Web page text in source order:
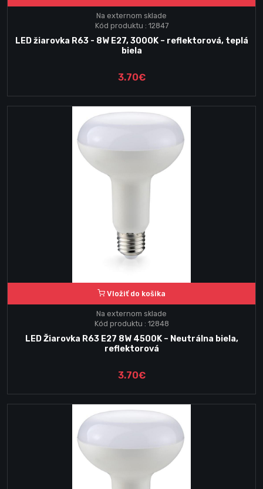
Na externom sklade
Kód produktu : 12847
LED žiarovka R63 - 8W E27, 3000K – reflektorová, teplá
biela
3.70€
Vložiť do košika
Na externom sklade
Kód produktu : 12848
LED Žiarovka R63 E27 8W 4500K – Neutrálna biela,
reflektorová
3.70€